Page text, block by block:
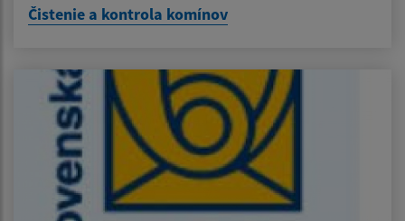
Čistenie a kontrola komínov